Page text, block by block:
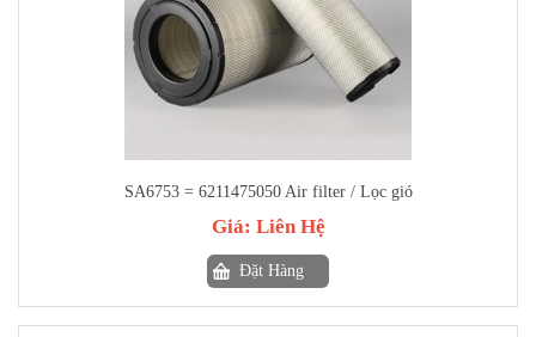
SA6753 = 6211475050 Air filter / Lọc gió
Giá: Liên Hệ
Đặt Hàng